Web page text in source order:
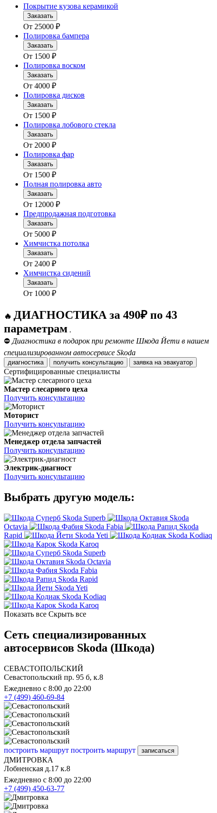
Покрытие кузова керамикой
Заказать
От 25000 ₽
Полировка бампера
Заказать
От 1500 ₽
Полировка воском
Заказать
От 4000 ₽
Полировка дисков
Заказать
От 1500 ₽
Полировка лобового стекла
Заказать
От 2000 ₽
Полировка фар
Заказать
От 1500 ₽
Полная полировка авто
Заказать
От 12000 ₽
Предпродажная подготовка
Заказать
От 5000 ₽
Химчистка потолка
Заказать
От 2400 ₽
Химчистка сидений
Заказать
От 1000 ₽
🔥 ДИАГНОСТИКА за 490₽ по 43
параметрам .
⛔ Диагностика в подарок при ремонте Шкода Йети в нашем
специализированном автосервисе Skoda
диагностика получить консультацию заявка на эвакуатор
Сертифицированные специалисты
Мастер слесарного цеха
Получить консультацию
Моторист
Получить консультацию
Менеджер отдела запчастей
Получить консультацию
Электрик-диагност
Получить консультацию
Выбрать другую модель:
Skoda Superb
Skoda
Octavia
Skoda Fabia
Skoda
Rapid
Skoda Yeti
Skoda Kodiaq
Skoda Karoq
Skoda Superb
Skoda Octavia
Skoda Fabia
Skoda Rapid
Skoda Yeti
Skoda Kodiaq
Skoda Karoq
Показать все Скрыть все
Сеть специализированных
автосервисов Skoda (Шкода)
СЕВАСТОПОЛЬСКИЙ
Севастопольский пр. 95 б, к.8
Ежедневно с 8:00 до 22:00
+7 (499) 460-69-84
построить маршрут построить маршрут записаться
ДМИТРОВКА
Лобненская д.17 к.8
Ежедневно с 8:00 до 22:00
+7 (499) 450-63-77